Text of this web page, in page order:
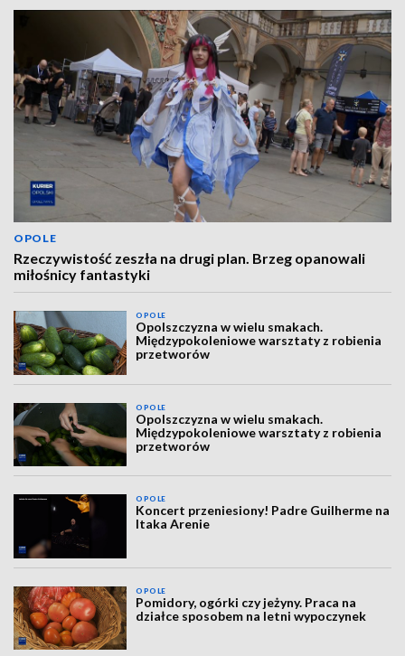
OPOLE
Rzeczywistość zeszła na drugi plan. Brzeg opanowali
miłośnicy fantastyki
OPOLE
Opolszczyzna w wielu smakach.
Międzypokoleniowe warsztaty z robienia
przetworów
OPOLE
Opolszczyzna w wielu smakach.
Międzypokoleniowe warsztaty z robienia
przetworów
OPOLE
Koncert przeniesiony! Padre Guilherme na
Itaka Arenie
OPOLE
Pomidory, ogórki czy jeżyny. Praca na
działce sposobem na letni wypoczynek